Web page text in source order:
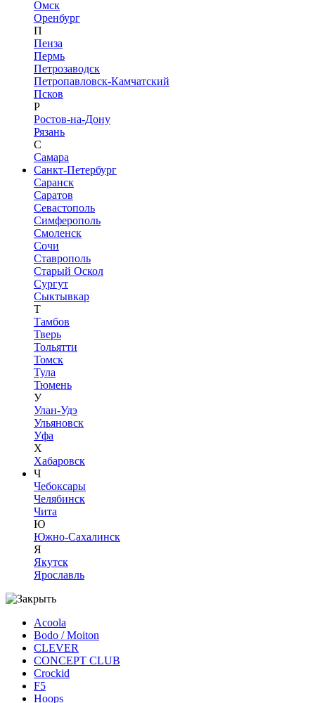
Омск
Оренбург
П
Пенза
Пермь
Петрозаводск
Петропавловск-Камчатский
Псков
Р
Ростов-на-Дону
Рязань
С
Самара
Санкт-Петербург
Саранск
Саратов
Севастополь
Симферополь
Смоленск
Сочи
Ставрополь
Старый Оскол
Сургут
Сыктывкар
Т
Тамбов
Тверь
Тольятти
Томск
Тула
Тюмень
У
Улан-Удэ
Ульяновск
Уфа
Х
Хабаровск
Ч
Чебоксары
Челябинск
Чита
Ю
Южно-Сахалинск
Я
Якутск
Ярославль
Acoola
Bodo / Moiton
CLEVER
CONCEPT CLUB
Crockid
F5
Hoops